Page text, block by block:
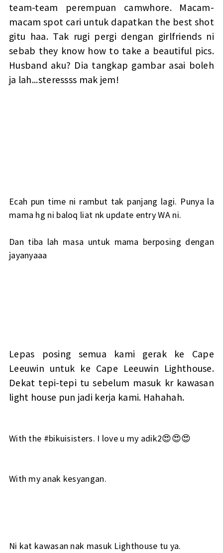
team-team perempuan camwhore. Macam-
macam spot cari untuk dapatkan the best shot
gitu haa. Tak rugi pergi dengan girlfriends ni
sebab they know how to take a beautiful pics.
Husband aku? Dia tangkap gambar asai boleh
ja lah...steressss mak jem!
Ecah pun time ni rambut tak panjang lagi. Punya la
mama hg ni baloq liat nk update entry WA ni.
Dan tiba lah masa untuk mama berposing dengan
jayanyaaa
Lepas posing semua kami gerak ke Cape
Leeuwin untuk ke Cape Leeuwin Lighthouse.
Dekat tepi-tepi tu sebelum masuk kr kawasan
light house pun jadi kerja kami. Hahahah.
With the #bikuisisters. I love u my adik2😍😍😍
With my anak kesyangan.
Ni kat kawasan nak masuk Lighthouse tu ya.